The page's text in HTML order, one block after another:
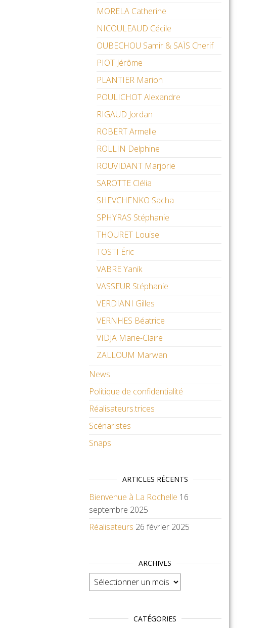
MORELA Catherine
NICOULEAUD Cécile
OUBECHOU Samir & SAÏS Cherif
PIOT Jérôme
PLANTIER Marion
POULICHOT Alexandre
RIGAUD Jordan
ROBERT Armelle
ROLLIN Delphine
ROUVIDANT Marjorie
SAROTTE Clélia
SHEVCHENKO Sacha
SPHYRAS Stéphanie
THOURET Louise
TOSTI Éric
VABRE Yanik
VASSEUR Stéphanie
VERDIANI Gilles
VERNHES Béatrice
VIDJA Marie-Claire
ZALLOUM Marwan
News
Politique de confidentialité
Réalisateurs.trices
Scénaristes
Snaps
ARTICLES RÉCENTS
Bienvenue à La Rochelle 16
septembre 2025
Réalisateurs 26 février 2025
ARCHIVES
Archives
CATÉGORIES